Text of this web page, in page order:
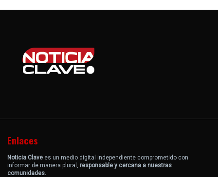
Enlaces
Noticia Clave es un medio digital independiente comprometido con
informar de manera plural, responsable y cercana a nuestras
comunidades.